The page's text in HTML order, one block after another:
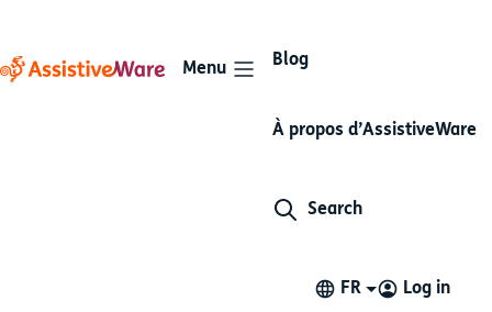
Menu
Blog
À propos d’AssistiveWare
Search
FR Log in
Visualiser un dossier en
Par défaut, Proloquo2Go affiche les dossiers en mode
visualiser les dossiers qui contiennent des éléments de